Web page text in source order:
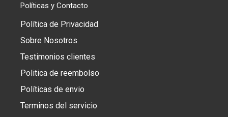
Políticas y Contacto
Política de Privacidad
Sobre Nosotros
Testimonios clientes
Politica de reembolso
Políticas de envio
Terminos del servicio